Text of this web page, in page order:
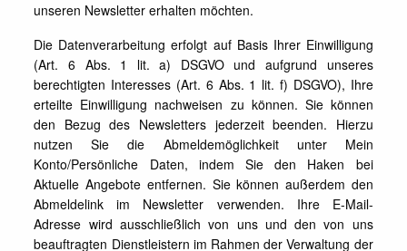
unseren Newsletter erhalten möchten.
Die Datenverarbeitung erfolgt auf Basis Ihrer Einwilligung
(Art. 6 Abs. 1 lit. a) DSGVO und aufgrund unseres
berechtigten Interesses (Art. 6 Abs. 1 lit. f) DSGVO), Ihre
erteilte Einwilligung nachweisen zu können. Sie können
den Bezug des Newsletters jederzeit beenden. Hierzu
nutzen Sie die Abmeldemöglichkeit unter Mein
Konto/Persönliche Daten, indem Sie den Haken bei
Aktuelle Angebote entfernen. Sie können außerdem den
Abmeldelink im Newsletter verwenden. Ihre E-Mail-
Adresse wird ausschließlich von uns und den von uns
beauftragten Dienstleistern im Rahmen der Verwaltung der